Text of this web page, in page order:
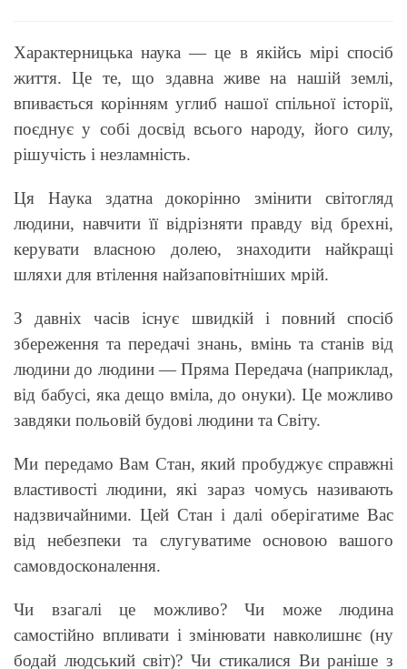
Характерницька наука — це в якійсь мірі спосіб
життя. Це те, що здавна живе на нашій землі,
впивається корінням углиб нашої спільної історії,
поєднує у собі досвід всього народу, його силу,
рішучість і незламність.
Ця Наука здатна докорінно змінити світогляд
людини, навчити її відрізняти правду від брехні,
керувати власною долею, знаходити найкращі
шляхи для втілення найзаповітніших мрій.
З давніх часів існує швидкій і повний спосіб
збереження та передачі знань, вмінь та станів від
людини до людини — Пряма Передача (наприклад,
від бабусі, яка дещо вміла, до онуки). Це можливо
завдяки польовій будові людини та Світу.
Ми передамо Вам Стан, який пробуджує справжні
властивості людини, які зараз чомусь називають
надзвичайними. Цей Стан і далі оберігатиме Вас
від небезпеки та слугуватиме основою вашого
самовдосконалення.
Чи взагалі це можливо? Чи може людина
самостійно впливати і змінювати навколишнє (ну
бодай людський світ)? Чи стикалися Ви раніше з